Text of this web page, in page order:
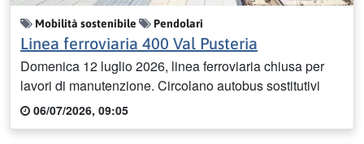
Mobilità sostenibile Pendolari
Linea ferroviaria 400 Val Pusteria
Domenica 12 luglio 2026, linea ferroviaria chiusa per
lavori di manutenzione. Circolano autobus sostitutivi
06/07/2026, 09:05